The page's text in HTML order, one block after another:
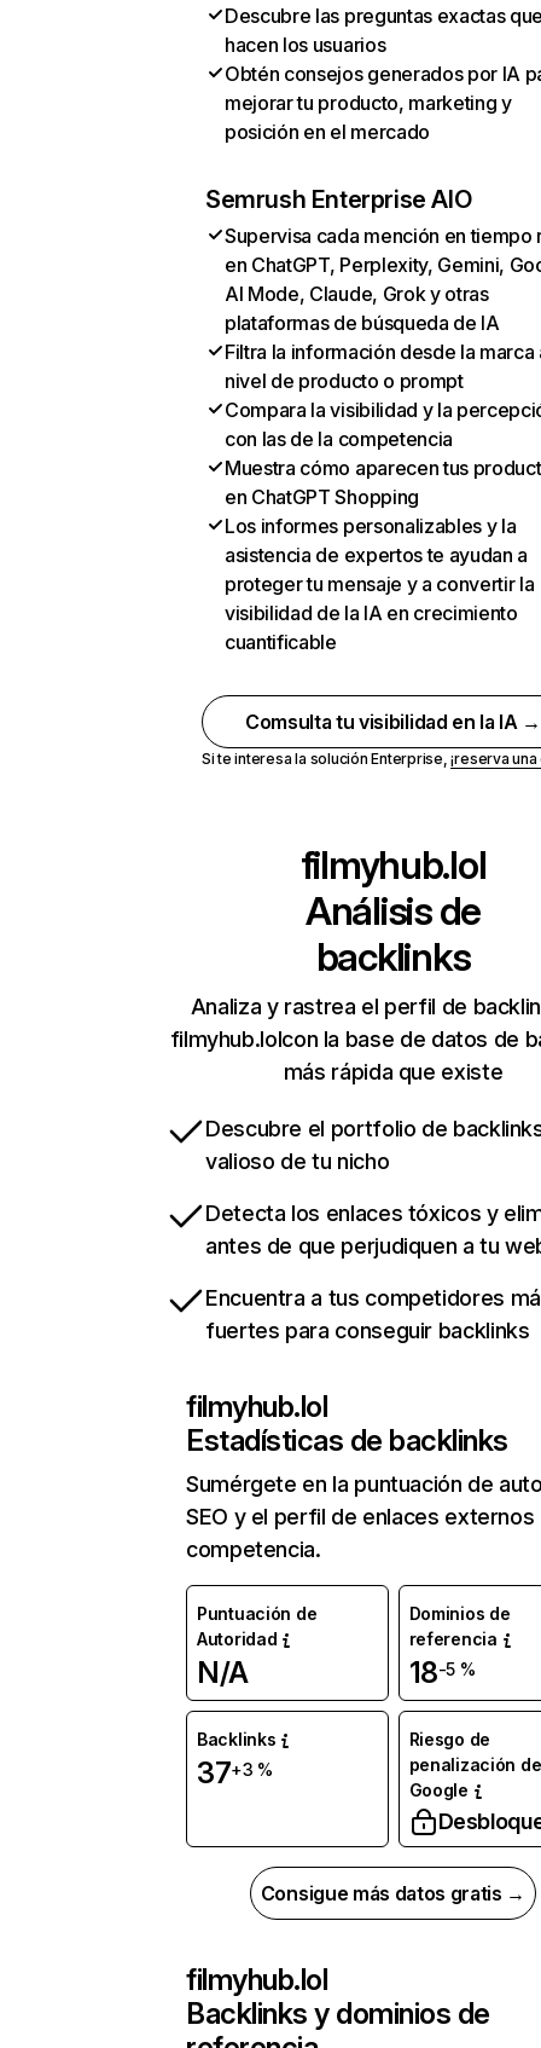
Descubre las preguntas exactas
hacen los usuarios
Obtén consejos generados por IA
mejorar tu producto, marketing y
posición en el mercado
Semrush Enterprise AIO
Supervisa cada mención en tiempo
en ChatGPT, Perplexity, Gemini,
AI Mode, Claude, Grok y otras
plataformas de búsqueda de IA
Filtra la información desde la marca
nivel de producto o prompt
Compara la visibilidad y la
con las de la competencia
Muestra cómo aparecen tus
en ChatGPT Shopping
Los informes personalizables y la
asistencia de expertos te ayudan a
proteger tu mensaje y a convertir la
visibilidad de la IA en crecimiento
cuantificable
Comsulta tu visibilidad en la IA →
Si te interesa la solución Enterprise,¡reserva
filmyhub.lol
Análisis de
backlinks
Analiza y rastrea el perfil de
filmyhub.lolcon la base de datos de
más rápida que existe
Descubre el portfolio de
valioso de tu nicho
Detecta los enlaces tóxicos y
antes de que perjudiquen a tu
Encuentra a tus competidores
fuertes para conseguir backlinks
filmyhub.lol
Estadísticas de backlinks
Sumérgete en la puntuación de
SEO y el perfil de enlaces externos
competencia.
Puntuación de
Autoridad
N/A
Dominios de
referencia
18-5 %
Backlinks
37+3 %
Riesgo de
penalización de
Google
Consigue más datos gratis →
filmyhub.lol
Backlinks y dominios de